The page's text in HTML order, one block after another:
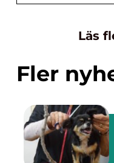
Läs
Fler